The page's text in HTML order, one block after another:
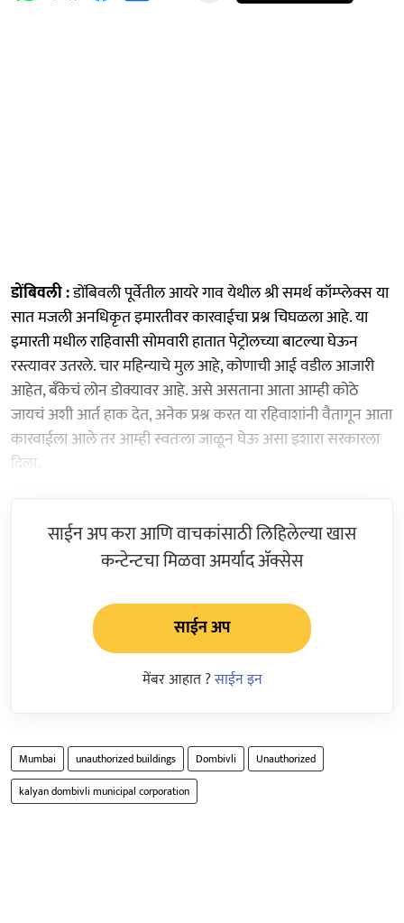
डोंबिवली :डोंबिवली पूर्वेतील आयरे गाव येथील श्री समर्थ कॉम्प्लेक्स या
सात मजली अनधिकृत इमारतीवर कारवाईचा प्रश्न चिघळला आहे. या
इमारती मधील राहिवासी सोमवारी हातात पेट्रोलच्या बाटल्या घेऊन
रस्त्यावर उतरले. चार महिन्याचे मुल आहे, कोणाची आई वडील आजारी
आहेत, बँकेचं लोन डोक्यावर आहे. असे असताना आता आम्ही कोठे
जायचं अशी आर्त हाक देत, अनेक प्रश्न करत या रहिवाशांनी वैतागून आता
कारवाईला आले तर आम्ही स्वतःला जाळून घेऊ असा इशारा सरकारला
दिला.
साईन अप करा आणि वाचकांसाठी लिहिलेल्या खास
कन्टेन्टचा मिळवा अमर्याद ॲक्सेस
साईन अप
मेंबर आहात ?साईन इन
Mumbai unauthorized buildings Dombivli
Unauthorized
kalyan dombivli municipal corporation